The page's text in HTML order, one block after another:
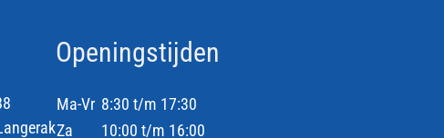
Openingstijden
Ma-Vr 8:30 t/m 17:30
Za
10:00 t/m 16:00